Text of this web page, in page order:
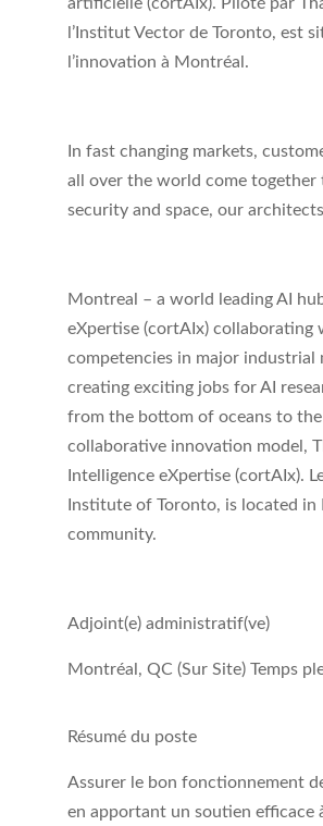
l’Institut Vector de Toronto, est
l’innovation à Montréal.
In fast changing markets,
all over the world come together
security and space, our
Montreal – a world leading AI
eXpertise (cortAIx) collaborating
competencies in major
creating exciting jobs for AI
from the bottom of oceans to the
collaborative innovation model,
Intelligence eXpertise (cortAIx).
Institute of Toronto, is located
community.
Adjoint(e) administratif(ve)
Montréal, QC (Sur Site) Temps
Résumé du poste
Assurer le bon fonctionnement
en apportant un soutien efficace